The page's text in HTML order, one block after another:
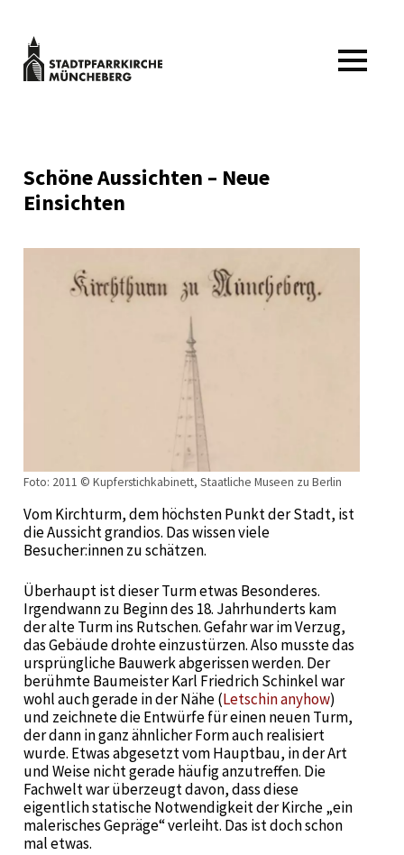
springen
Stadtpfarrkirche
MENÜ
Schöne Aussichten – Neue
Einsichten
Foto: 2011 © Kupferstichkabinett, Staatliche Museen zu Berlin
Vom Kirchturm, dem höchsten Punkt der Stadt, ist
die Aussicht grandios. Das wissen viele
Besucher:innen zu schätzen.
Überhaupt ist dieser Turm etwas Besonderes.
Irgendwann zu Beginn des 18. Jahrhunderts kam
der alte Turm ins Rutschen. Gefahr war im Verzug,
das Gebäude drohte einzustürzen. Also musste das
ursprüngliche Bauwerk abgerissen werden. Der
berühmte Baumeister Karl Friedrich Schinkel war
wohl auch gerade in der Nähe (Letschin anyhow)
und zeichnete die Entwürfe für einen neuen Turm,
der dann in ganz ähnlicher Form auch realisiert
wurde. Etwas abgesetzt vom Hauptbau, in der Art
und Weise nicht gerade häufig anzutreffen. Die
Fachwelt war überzeugt davon, dass diese
eigentlich statische Notwendigkeit der Kirche „ein
malerisches Gepräge“ verleiht. Das ist doch schon
mal etwas.